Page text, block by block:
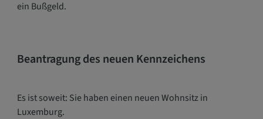
ein Bußgeld.
Beantragung des neuen Kennzeichens
Es ist soweit: Sie haben einen neuen Wohnsitz in
Luxemburg.